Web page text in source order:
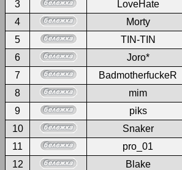
3
LoveHate
4
Morty
5
TIN-TIN
6
Joro*
7
BadmotherfuckeR
8
mim
9
piks
10
Snaker
11
pro_01
12
Blake